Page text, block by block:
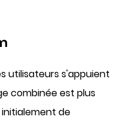
utilisateurs s'appuient
combinée est plus
de